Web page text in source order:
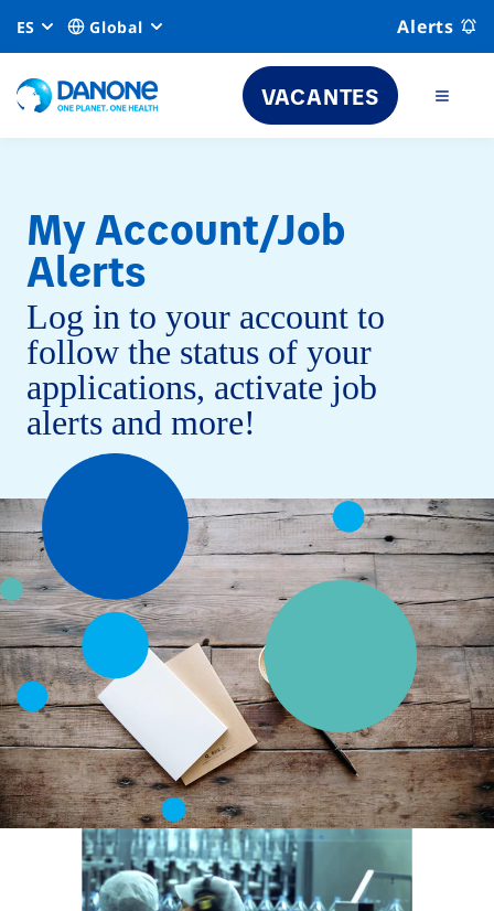
ES Global Alerts
VACANTES
My Account/Job
Alerts
Log in to your account to
follow the status of your
applications, activate job
alerts and more!